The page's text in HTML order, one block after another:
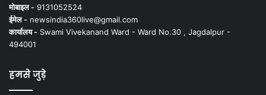
मोबाइल - 9131052524
ईमेल - newsindia360live@gmail.com
कार्यालय - Swami Vivekanand Ward - Ward No.30 , Jagdalpur -
494001
हमसे जुड़े